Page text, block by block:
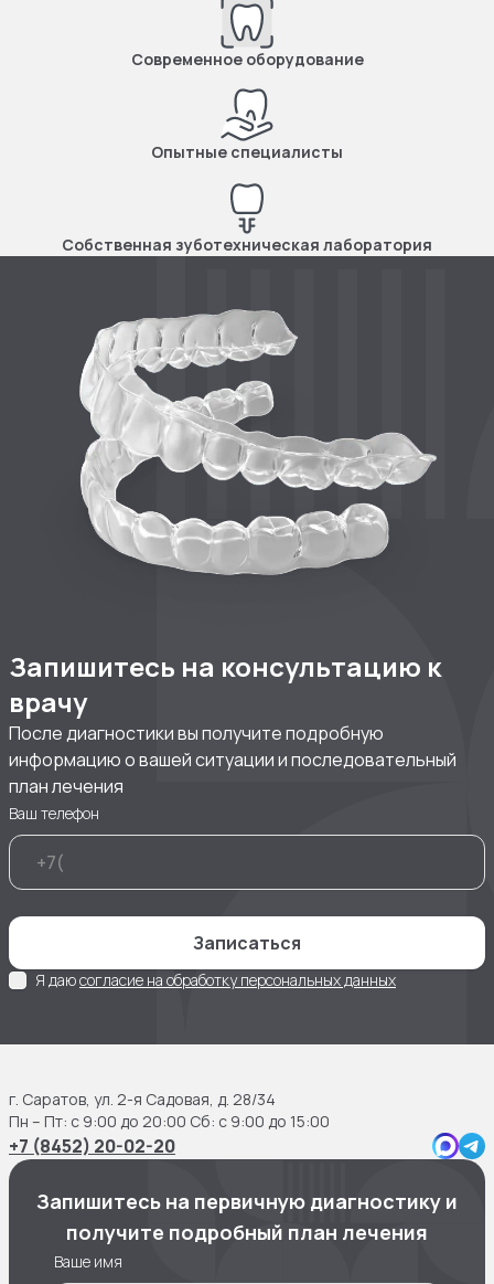
Современное оборудование
Опытные специалисты
Собственная зуботехническая лаборатория
Запишитесь на консультацию к
врачу
После диагностики вы получите подробную
информацию о вашей ситуации и последовательный
план лечения
Ваш телефон
Записаться
Я даюсогласие на обработку персональных данных
г. Саратов, ул. 2-я Садовая, д. 28/34
Пн – Пт: с 9:00 до 20:00 Сб: с 9:00 до 15:00
+7 (8452) 20-02-20
Запишитесь на первичную диагностику и
получите подробный план лечения
Ваше имя